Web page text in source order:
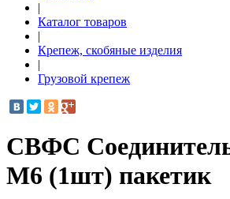
|
Каталог товаров
|
Крепеж, скобяные изделия
|
Грузовой крепеж
СВФС
М6 (1шт) пакетик